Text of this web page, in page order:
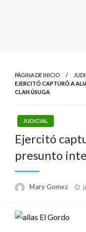
PÁGINA DE INICIO
EJERCITÓ CAPTURÓ A
CLAN ÚSUGA
JUDICIAL
Ejercitó
presunto
Mary Gomez